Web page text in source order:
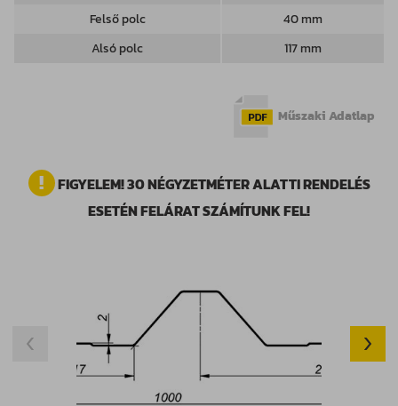
Felső polc
40 mm
Alsó polc
117 mm
Műszaki Adatlap
FIGYELEM! 30 NÉGYZETMÉTER ALATTI RENDELÉS
ESETÉN FELÁRAT SZÁMÍTUNK FEL!